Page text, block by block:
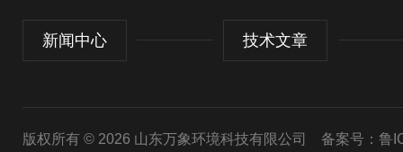
新闻中心 技术文章
版权所有 © 2026 山东万象环境科技有限公司 备案号：鲁